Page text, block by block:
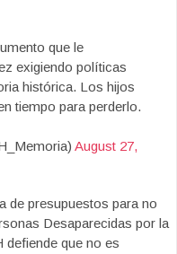
que le
exigiendo políticas
histórica. Los hijos
tiempo para perderlo.
August 27,
de presupuestos para no
Desaparecidas por la
defiende que no es